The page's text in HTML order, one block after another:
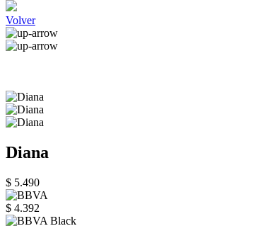
Volver
Diana
$ 5.490
$ 4.392